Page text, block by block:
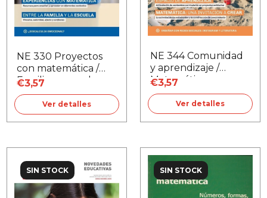
NE 330 Proyectos
con matemática /
Familia y escuela
€3,57
Ver detalles
NE 344 Comunidad
y aprendizaje /
Matemática
€3,57
Ver detalles
SIN STOCK SIN STOCK